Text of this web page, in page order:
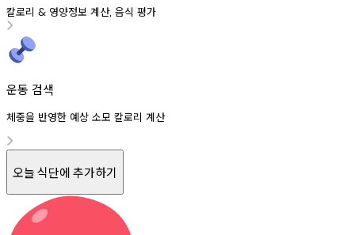
칼로리 & 영양정보 계산, 음식 평가
운동 검색
체중을 반영한 예상 소모 칼로리 계산
오늘 식단에 추가하기